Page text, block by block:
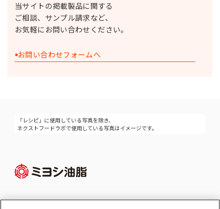
当サイトの掲載製品に関する
ご相談、サンプル請求など、
お気軽にお問い合わせください。
お問い合わせフォームへ
「レシピ」に使用している写真を除き、
ネクストフードラボで使用している写真はイメージです。